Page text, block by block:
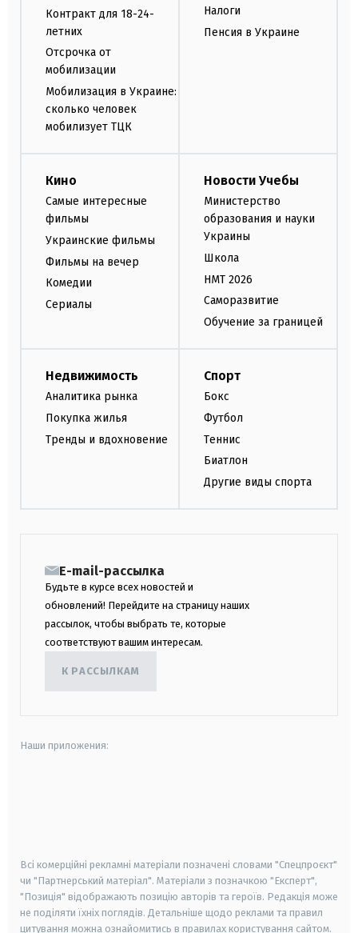
Контракт для 18-24-
летних
Отсрочка от
мобилизации
Мобилизация в Украине:
сколько человек
мобилизует ТЦК
Налоги
Пенсия в Украине
Кино
Самые интересные
фильмы
Украинские фильмы
Фильмы на вечер
Комедии
Сериалы
Новости Учебы
Министерство
образования и науки
Украины
Школа
НМТ 2026
Саморазвитие
Обучение за границей
Недвижимость
Аналитика рынка
Покупка жилья
Тренды и вдохновение
Спорт
Бокс
Футбол
Теннис
Биатлон
Другие виды спорта
E-mail-рассылка
Будьте в курсе всех новостей и
обновлений! Перейдите на страницу наших
рассылок, чтобы выбрать те, которые
соответствуют вашим интересам.
К РАССЫЛКАМ
Наши приложения:
Всі комерційні рекламні матеріали позначені словами "Спецпроєкт"
чи "Партнерський матеріал". Матеріали з позначкою "Експерт",
"Позиція" відображають позицію авторів та героїв. Редакція може
не поділяти їхніх поглядів. Детальніше щодо реклами та правил
цитування можна ознайомитись в правилах користування сайтом.